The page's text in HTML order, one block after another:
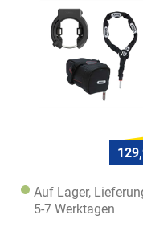
Auf Lager,
5-7 Werktagen